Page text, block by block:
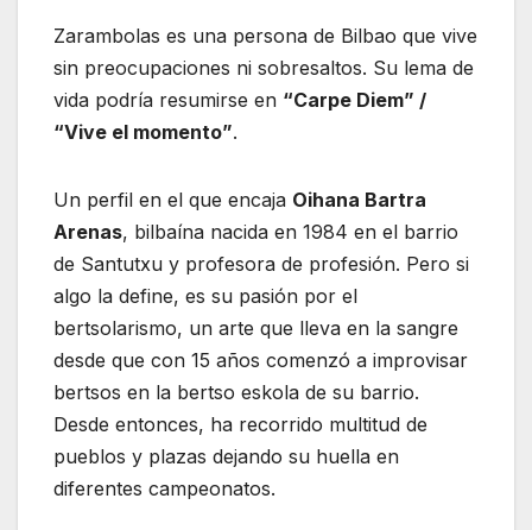
Zarambolas es una persona de Bilbao que vive
sin preocupaciones ni sobresaltos. Su lema de
vida podría resumirse en “Carpe Diem” /
“Vive el momento”.
Un perfil en el que encaja Oihana Bartra
Arenas, bilbaína nacida en 1984 en el barrio
de Santutxu y profesora de profesión. Pero si
algo la define, es su pasión por el
bertsolarismo, un arte que lleva en la sangre
desde que con 15 años comenzó a improvisar
bertsos en la bertso eskola de su barrio.
Desde entonces, ha recorrido multitud de
pueblos y plazas dejando su huella en
diferentes campeonatos.